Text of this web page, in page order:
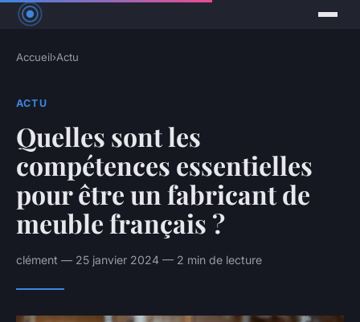
Accueil›Actu
ACTU
Quelles sont les
compétences essentielles
pour être un fabricant de
meuble français ?
clément — 25 janvier 2024 — 2 min de lecture